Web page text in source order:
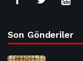
Son Gönderiler